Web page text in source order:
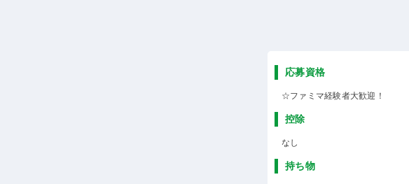
応募資格
☆ファミマ経験者大歓迎！
控除
なし
持ち物